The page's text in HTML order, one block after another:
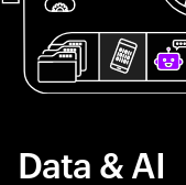
Data & AI